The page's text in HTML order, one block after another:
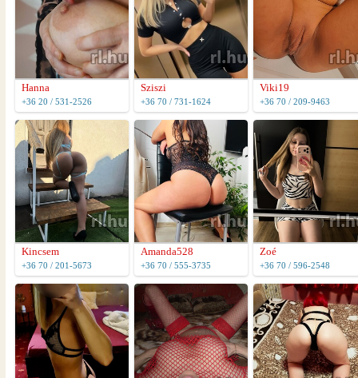
Hanna
+36 20 / 531-2526
Sziszi
+36 70 / 731-1624
Viki19
+36 70 / 209-9463
Kincsem
+36 70 / 201-5673
Amanda528
+36 70 / 555-3735
Zoé
+36 70 / 596-2548